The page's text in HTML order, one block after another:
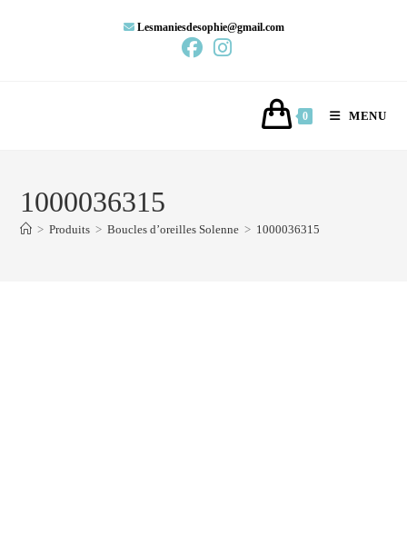
Lesmaniesdesophie@gmail.com
0 MENU
1000036315
> Produits > Boucles d’oreilles Solenne > 1000036315